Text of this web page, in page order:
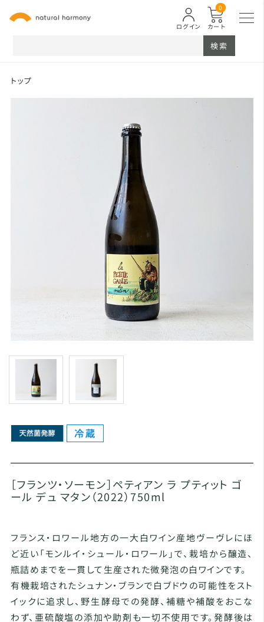
カート
0
ログイン
検索
トップ
［フランツ・ソーモン］ペティアン ラ プティット ゴ
ール デュ マタン（2022）750ml
フランス・ロワール地方の一大白ワイン産地ヴーヴレにほ
ど近い「モンルイ・シュール・ロワール」で、栽培から醸造、
瓶詰めまでを一貫して生産された微発泡の白ワインです。
有機栽培されたシュナン・ブランで白ブドウの可能性をスト
イックに追求し、野生酵母での発酵、補糖や補酸をおこな
わず、亜硫酸塩の添加や助剤も一切不使用です。発酵後は